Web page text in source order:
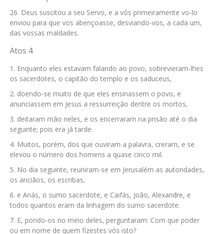
Deus suscitou a seu Servo, e a vós primeiramente vo-lo
enviou para que vos abençoasse, desviando-vos, a cada um,
das vossas maldades.
Atos 4
Enquanto eles estavam falando ao povo, sobrevieram-lhes
os sacerdotes, o capitão do templo e os saduceus,
doendo-se muito de que eles ensinassem o povo, e
anunciassem em Jesus a ressurreição dentre os mortos,
deitaram mão neles, e os encerraram na prisão até o dia
seguinte; pois era já tarde.
Muitos, porém, dos que ouviram a palavra, creram, e se
elevou o número dos homens a quase cinco mil.
No dia seguinte, reuniram-se em Jerusalém as autoridades,
os anciãos, os escribas,
e Anás, o sumo sacerdote, e Caifás, João, Alexandre, e
todos quantos eram da linhagem do sumo sacerdote.
E, pondo-os no meio deles, perguntaram: Com que poder
ou em nome de quem fizestes vós isto?